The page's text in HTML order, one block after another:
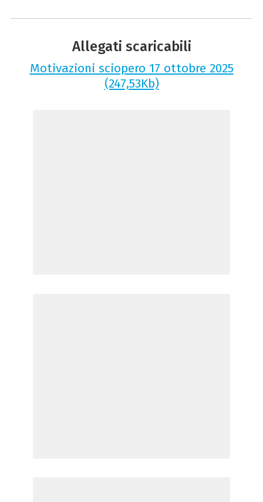
Allegati scaricabili
Motivazioni sciopero 17 ottobre 2025
(247,53Kb)